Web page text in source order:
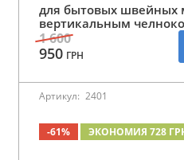
для бытовых швейных
вертикальным
1 600
950 ГРН
Артикул: 2401
-61% ЭКОНОМИЯ 728